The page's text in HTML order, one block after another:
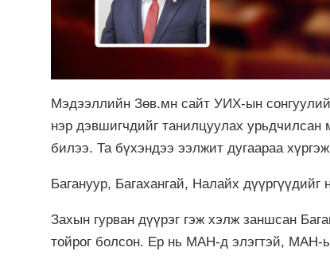
Мэдээллийн Зөв.мн сайт УИХ-ын
нэр дэвшигчдийг танилцуулах
билээ. Та бүхэндээ ээлжит дугаараа
Багануур, Багахангай, Налайх
Захын гурван дүүрэг гэж хэлж заншсан
тойрог болсон. Ер нь МАН-д элэгтэй, МАН-